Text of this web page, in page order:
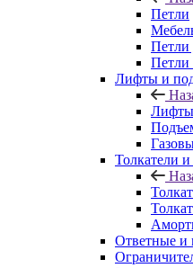
Петли
Петли
Петли
Лифты и
Толкатели
Ответные и